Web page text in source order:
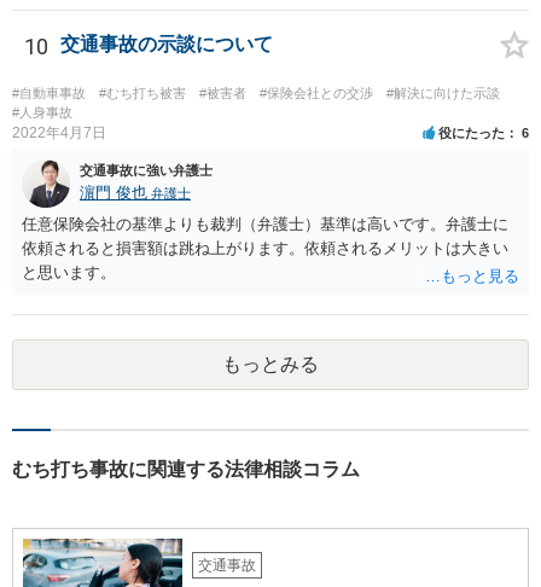
する方が適切だと思います。人身事故にしたからといって、相手方の
罪責等がそれだけで重くなるわけではありません。
10 交通事故の示談について
#自動車事故 #むち打ち被害 #被害者 #保険会社との交渉
#解決に向けた示談
#人身事故
2022年4月7日 役にたった 6
交通事故に強い弁護士
濵門 俊也 弁護士
任意保険会社の基準よりも裁判（弁護士）基準は高いです。弁護士に
依頼されると損害額は跳ね上がります。依頼されるメリットは大きい
と思います。
もっとみる
むち打ち事故に関連する法律相談コラム
交通事故